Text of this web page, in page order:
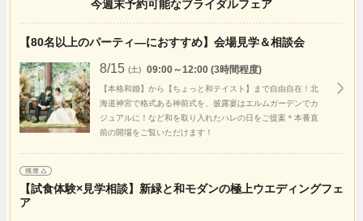
今週末予約可能なブライダルフェア
【80名以上のパーティ―におすすめ】会場見学＆相談会
8/15 (土) 09:00～12:00 (3時間程度)
【本格和婚】から【ちょっと和テイスト】まで自由自在！北
海道神宮で格式ある神前式を、披露宴はエルムガーデンでカ
ジュアルに！など和を取り入れたハレの日をご提案＊本番直
前の開場をご覧いただけます！
【試食体験×見学相談】新緑と和モダンの極上ウエディングフェ
ア